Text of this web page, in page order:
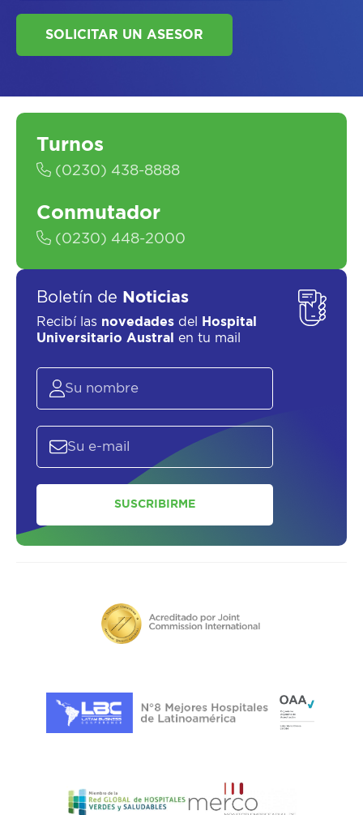
ASESORATE SOBRE
SOLICITAR UN ASESOR
Turnos
(0230) 438-8888
Conmutador
(0230) 448-2000
Boletín de Noticias
Recibí las novedades del
Hospital
Universitario Austral
en tu mail
SUSCRIBIRME